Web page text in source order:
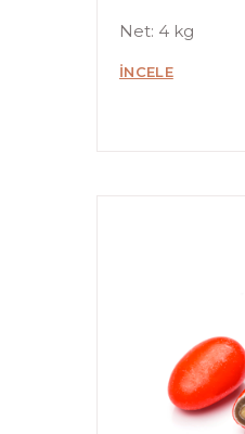
Net: 4 kg
İNCELE